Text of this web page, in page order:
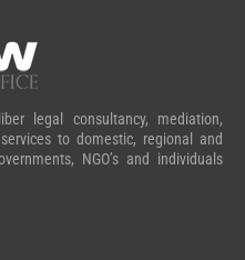
legal consultancy, mediation,
to domestic, regional and
NGO’s and individuals